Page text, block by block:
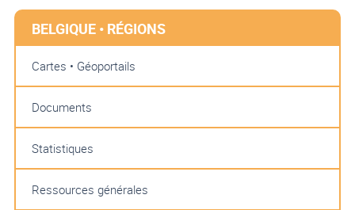
BELGIQUE • RÉGIONS
Cartes • Géoportails
Documents
Statistiques
Ressources générales